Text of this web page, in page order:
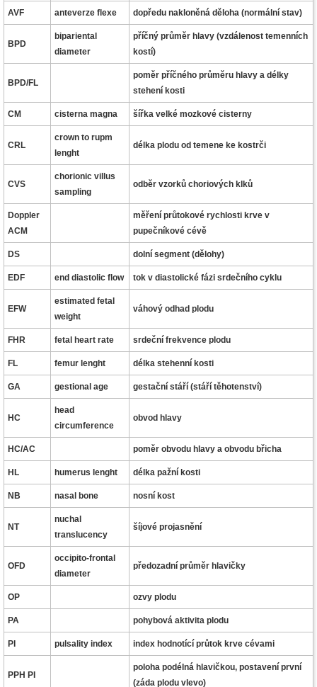
AVF anteverze flexe dopředu nakloněná děloha (normální stav)
BPD
bipariental
diameter
příčný průměr hlavy (vzdálenost temenních
kostí)
BPD/FL
poměr příčného průměru hlavy a délky
stehení kosti
CM cisterna magna šířka velké mozkové cisterny
CRL
crown to rupm
lenght
délka plodu od temene ke kostrči
CVS
chorionic villus
sampling
odběr vzorků choriových klků
Doppler
ACM
měření průtokové rychlosti krve v
pupečníkové cévě
DS dolní segment (dělohy)
EDF end diastolic flow tok v diastolické fázi srdečního cyklu
EFW
estimated fetal
weight
váhový odhad plodu
FHR fetal heart rate srdeční frekvence plodu
FL femur lenght délka stehenní kosti
GA gestional age gestační stáří (stáří těhotenství)
HC
head
circumference
obvod hlavy
HC/AC poměr obvodu hlavy a obvodu břicha
HL humerus lenght délka pažní kosti
NB nasal bone nosní kost
NT
nuchal
translucency
šíjové projasnění
OFD
occipito-frontal
diameter
předozadní průměr hlavičky
OP ozvy plodu
PA pohybová aktivita plodu
PI pulsality index index hodnotící průtok krve cévami
PPH PI
poloha podélná hlavičkou, postavení první
(záda plodu vlevo)